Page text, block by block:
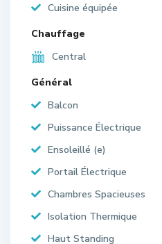
Cuisine équipée
Chauffage
Central
Général
Balcon
Puissance Électrique
Ensoleillé (e)
Portail Électrique
Chambres Spacieuses
Isolation Thermique
Haut Standing